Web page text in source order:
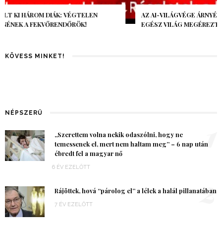
AZ AI-VILÁGVÉGE ÁRNYÉKA, CSAK PÁR ÓRA VOLT, MÉGIS AZ
EGÉSZ VILÁG MEGÉREZTE…
KÖVESS MINKET!
NÉPSZERŰ
„Szerettem volna nekik odaszólni, hogy ne
temessenek el, mert nem haltam meg” – 6 nap után
ébredt fel a magyar nő
6 ÉV EZELŐTT
1
Rájöttek, hová “párolog el” a lélek a halál pillanatában
7 ÉV EZELŐTT 2